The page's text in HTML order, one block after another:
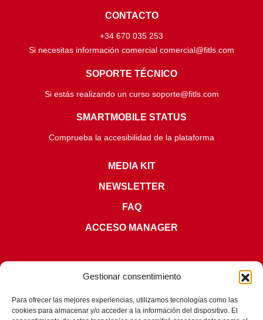
Gestionar consentimiento
Para ofrecer las mejores experiencias, utilizamos tecnologías como las
cookies para almacenar y/o acceder a la información del dispositivo. El
CONTACTO
+34 670 035 253
Si necesitas información comercial comercial@fitls.com
SOPORTE TÉCNICO
Si estás realizando un curso soporte@fitls.com
SMARTMOBILE STATUS
Comprueba la accesibilidad de la plataforma
MEDIA KIT
NEWSLETTER
FAQ
ACCESO MANAGER
CERTIFICACIONES